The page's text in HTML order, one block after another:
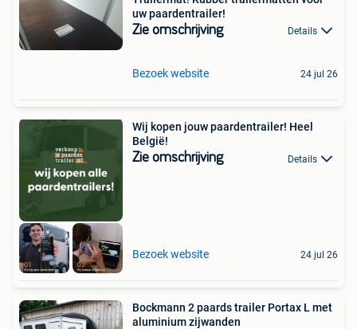
uw paardentrailer!
Zie omschrijving Details
Bezoek website 24 jul 26
Wij kopen jouw paardentrailer! Heel
België!
Zie omschrijving Details
Bezoek website 24 jul 26
Bockmann 2 paards trailer Portax L met
aluminium zijwanden